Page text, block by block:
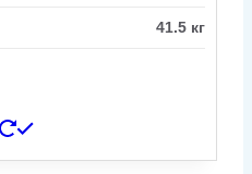
41.5 кг